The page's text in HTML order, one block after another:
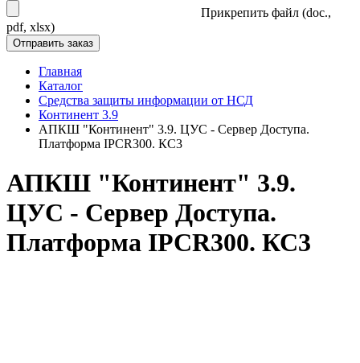
Прикрепить файл (doc.,
pdf, xlsx)
Главная
Каталог
Средства защиты информации от НСД
Континент 3.9
АПКШ "Континент" 3.9. ЦУС - Сервер Доступа.
Платформа IPCR300. КС3
АПКШ "Континент" 3.9.
ЦУС - Сервер Доступа.
Платформа IPCR300. КС3